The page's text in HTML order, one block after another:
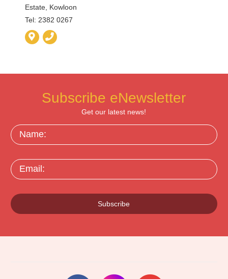
Estate, Kowloon
Tel: 2382 0267
Subscribe eNewsletter
Get our latest news!
Name:
Email:
Subscribe